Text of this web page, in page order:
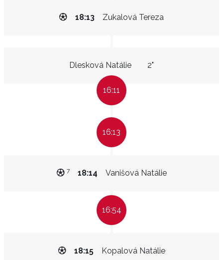
Zukalová Tereza
18:13
Dlesková Natálie 2"
16:11
16:13
Vanišová Natálie
18:14
7
16:54
Kopalová Natálie
18:15